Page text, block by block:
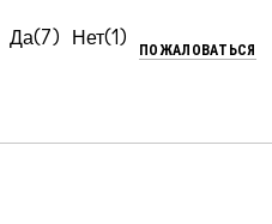
7 1
ПОЖАЛОВАТЬСЯ